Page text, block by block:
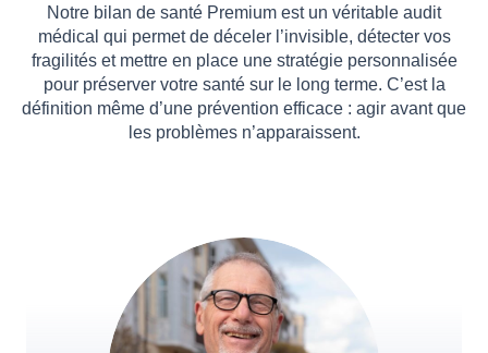
Notre bilan de santé Premium est un véritable audit
médical qui permet de déceler l’invisible, détecter vos
fragilités et mettre en place une stratégie personnalisée
pour préserver votre santé sur le long terme. C’est la
définition même d’une prévention efficace : agir avant que
les problèmes n’apparaissent.